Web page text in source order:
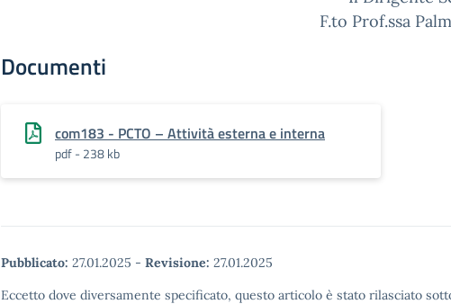
F.to Prof.ssa
Documenti
com183 - PCTO – Attività esterna e interna
pdf - 238 kb
Pubblicato: 27.01.2025 - Revisione: 27.01.2025
Eccetto dove diversamente specificato, questo articolo è stato rilasciato